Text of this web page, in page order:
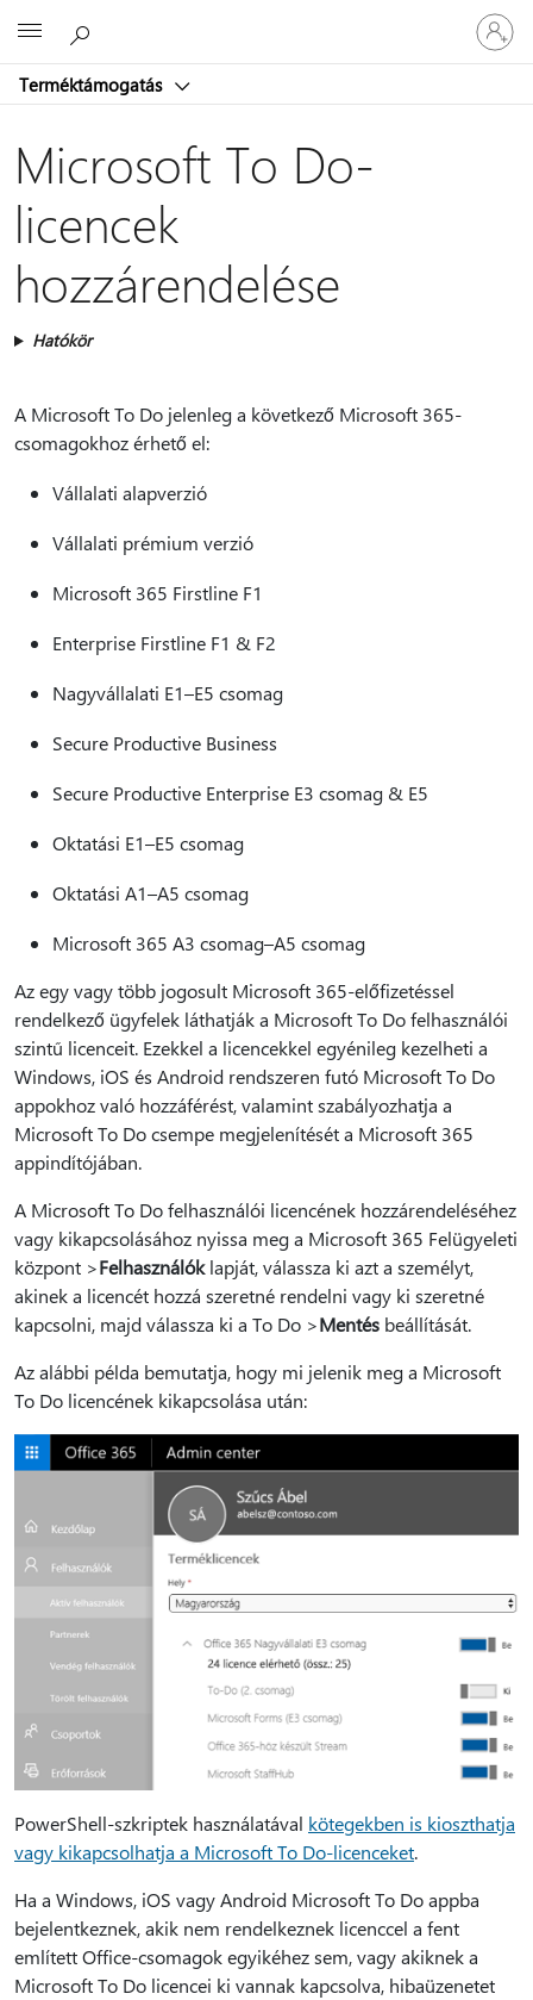
Terméktámogatás
be
a
Microsoft To Do-
licencek
hozzárendelése
Hatókör
A Microsoft To Do jelenleg a következő Microsoft 365-
csomagokhoz érhető el:
Vállalati alapverzió
Vállalati prémium verzió
Microsoft 365 Firstline F1
Enterprise Firstline F1 & F2
Nagyvállalati E1–E5 csomag
Secure Productive Business
Secure Productive Enterprise E3 csomag & E5
Oktatási E1–E5 csomag
Oktatási A1–A5 csomag
Microsoft 365 A3 csomag–A5 csomag
Az egy vagy több jogosult Microsoft 365-előfizetéssel
rendelkező ügyfelek láthatják a Microsoft To Do felhasználói
szintű licenceit. Ezekkel a licencekkel egyénileg kezelheti a
Windows, iOS és Android rendszeren futó Microsoft To Do
appokhoz való hozzáférést, valamint szabályozhatja a
Microsoft To Do csempe megjelenítését a Microsoft 365
appindítójában.
A Microsoft To Do felhasználói licencének hozzárendeléséhez
vagy kikapcsolásához nyissa meg a Microsoft 365 Felügyeleti
központ >Felhasználóklapját, válassza ki azt a személyt,
akinek a licencét hozzá szeretné rendelni vagy ki szeretné
kapcsolni, majd válassza ki a To Do >Mentés beállítását.
Az alábbi példa bemutatja, hogy mi jelenik meg a Microsoft
To Do licencének kikapcsolása után:
PowerShell-szkriptek használatával kötegekben is kioszthatja
vagy kikapcsolhatja a Microsoft To Do-licenceket.
Ha a Windows, iOS vagy Android Microsoft To Do appba
bejelentkeznek, akik nem rendelkeznek licenccel a fent
említett Office-csomagok egyikéhez sem, vagy akiknek a
Microsoft To Do licencei ki vannak kapcsolva, hibaüzenetet